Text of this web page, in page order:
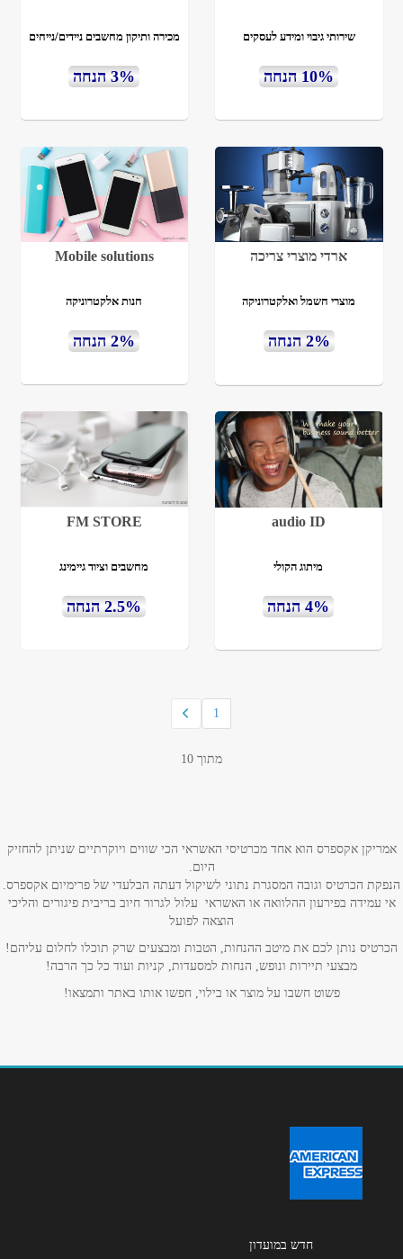
שירותי גיבוי ומידע לעסקים
10% הנחה
מכירה ותיקון מחשבים ניידים/נייחים
3% הנחה
ארדי מוצרי צריכה
מוצרי חשמל ואלקטרוניקה
2% הנחה
Mobile solutions
חנות אלקטרוניקה
2% הנחה
audio ID
מיתוג הקולי
4% הנחה
FM STORE
מחשבים וציוד גיימינג
2.5% הנחה
1
מתוך 10
אמריקן אקספרס הוא אחד מכרטיסי האשראי הכי שווים ויוקרתיים שניתן להחזיק
היום.
הנפקת הכרטיס וגובה המסגרת נתוני לשיקול דעתה הבלעדי של פרימיום אקספרס.
אי עמידה בפירעון ההלוואה או האשראי עלול לגרור חיוב בריבית פיגורים והליכי
הוצאה לפועל
הכרטיס נותן לכם את מיטב ההנחות, הטבות ומבצעים שרק תוכלו לחלום עליהם!
מבצעי תיירות ונופש, הנחות למסעדות, קניות ועוד כל כך הרבה!
פשוט חשבו על מוצר או בילוי, חפשו אותו באתר ותמצאו!
חדש במועדון